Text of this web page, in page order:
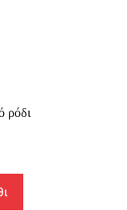
ρόδι